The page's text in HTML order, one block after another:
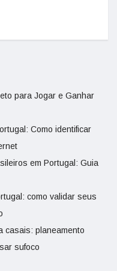
para Jogar e Ganhar
Como identificar
em Portugal: Guia
como validar seus
casais: planeamento
sufoco